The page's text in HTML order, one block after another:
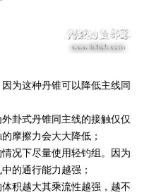
为这种丹锥可以降低主线同
卦式丹锥同主线的接触仅仅
摩擦力会大大降低；
况下尽量使用轻钓组。因为
的通行能力越强；
积越大其乘流性越强，越不